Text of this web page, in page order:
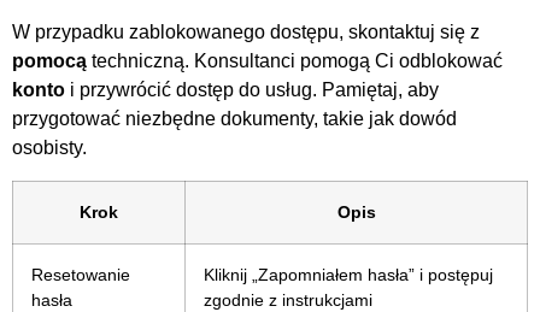
W przypadku zablokowanego dostępu, skontaktuj się z
pomocą techniczną. Konsultanci pomogą Ci odblokować
konto i przywrócić dostęp do usług. Pamiętaj, aby
przygotować niezbędne dokumenty, takie jak dowód
osobisty.
Krok Opis
Resetowanie
hasła
Kliknij „Zapomniałem hasła” i postępuj
zgodnie z instrukcjami